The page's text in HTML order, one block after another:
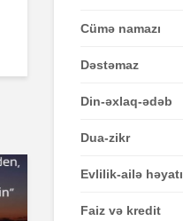
Cümə namazı
Dəstəmaz
Din-əxlaq-ədəb
Dua-zikr
Evlilik-ailə həyatı
Faiz və kredit